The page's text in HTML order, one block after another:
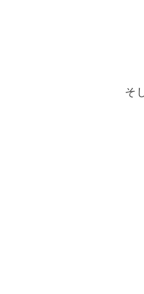
そ